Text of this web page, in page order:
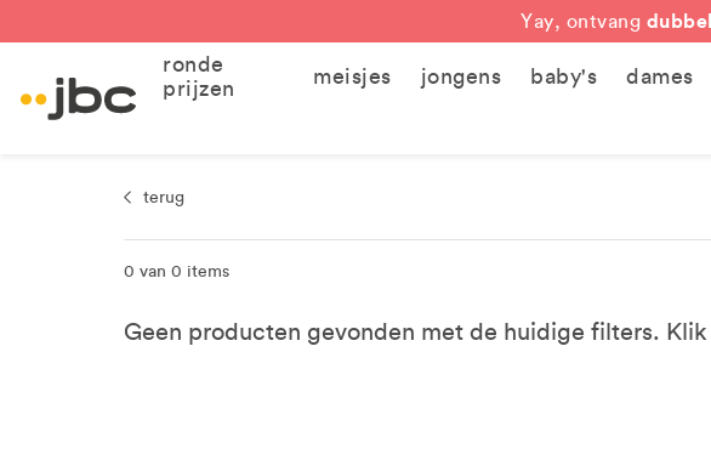
Yay, ontvang
ronde
prijzen
meisjes jongens baby's dames
terug
0 van 0 items
Geen producten gevonden met de huidige filters. Klik